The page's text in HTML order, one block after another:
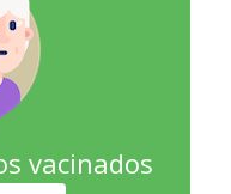
vacinados